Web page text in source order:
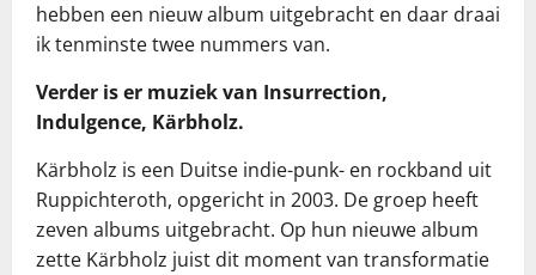
hebben een nieuw album uitgebracht en daar draai
ik tenminste twee nummers van.
Verder is er muziek van Insurrection,
Indulgence, Kärbholz.
Kärbholz is een Duitse indie-punk- en rockband uit
Ruppichteroth, opgericht in 2003. De groep heeft
zeven albums uitgebracht. Op hun nieuwe album
zette Kärbholz juist dit moment van transformatie